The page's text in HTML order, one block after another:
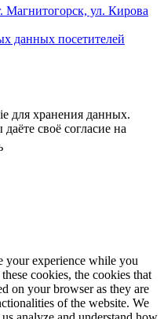
Магнитогорск, ул. Кирова
данных посетителей
для хранения данных.
своё согласие на
your experience while you
cookies, the cookies that
on your browser as they are
of the website. We